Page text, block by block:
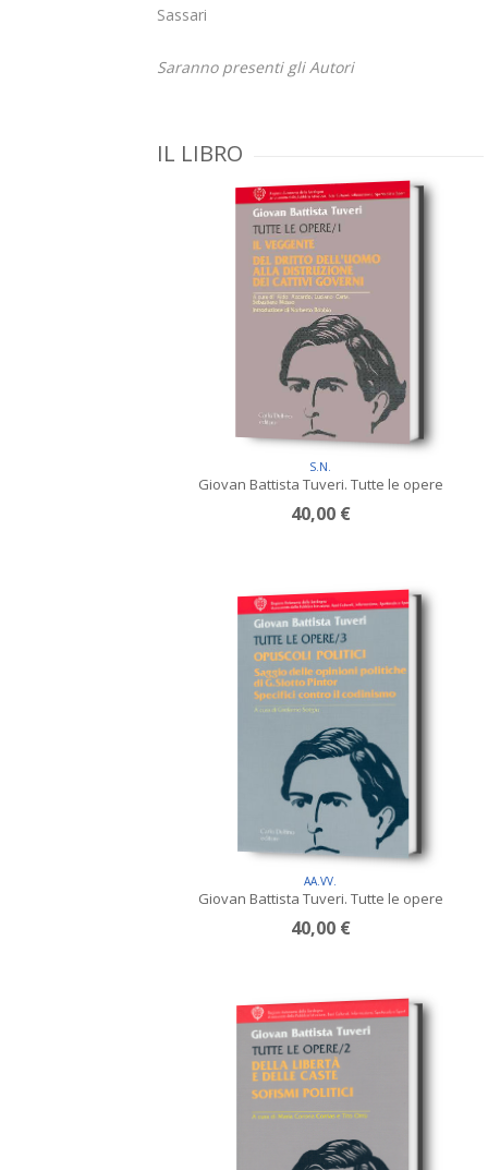
Sassari
Saranno presenti gli Autori
IL LIBRO
S.N.
Giovan Battista Tuveri. Tutte le opere
40,00 €
AA.VV.
Giovan Battista Tuveri. Tutte le opere
40,00 €